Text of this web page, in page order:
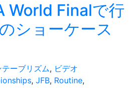
World Finalで行
ショーケース
テーブリズム, ビデオ
, JFB, Routine,